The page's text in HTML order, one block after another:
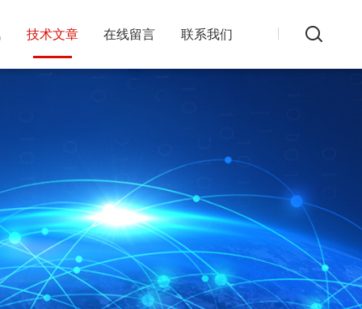
技术文章 在线留言 联系我们